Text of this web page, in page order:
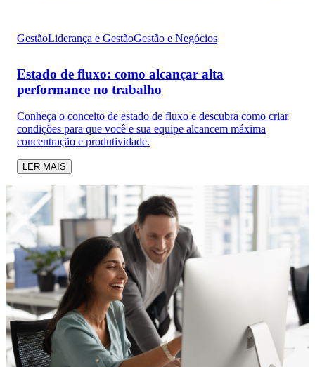
GestãoLiderança e GestãoGestão e Negócios
Estado de fluxo: como alcançar alta
performance no trabalho
Conheça o conceito de estado de fluxo e descubra como criar
condições para que você e sua equipe alcancem máxima
concentração e produtividade.
LER MAIS